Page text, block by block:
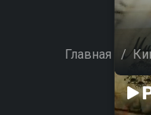
Главная /